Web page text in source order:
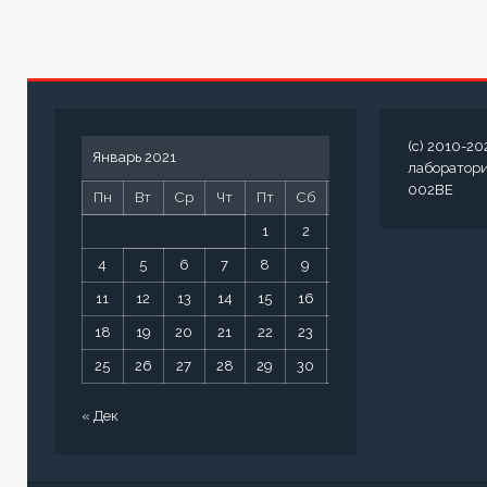
Январь 2021
Пн Вт Ср Чт Пт Сб
1 2
4 5 6 7 8 9
11 12 13 14 15 16
18 19 20 21 22 23
25 26 27 28 29 30
« Дек
(c) 2010-
002BE